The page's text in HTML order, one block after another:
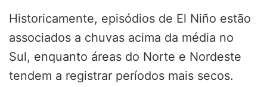
Historicamente, episódios de El Niño estão
associados a chuvas acima da média no
Sul, enquanto áreas do Norte e Nordeste
tendem a registrar períodos mais secos.